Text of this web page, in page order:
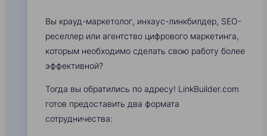
Вы крауд-маркетолог, инхаус-линкбилдер, SEO-
реселлер или агентство цифрового маркетинга,
которым необходимо сделать свою работу более
эффективной?
Тогда вы обратились по адресу! LinkBuilder.com
готов предоставить два формата
сотрудничества: